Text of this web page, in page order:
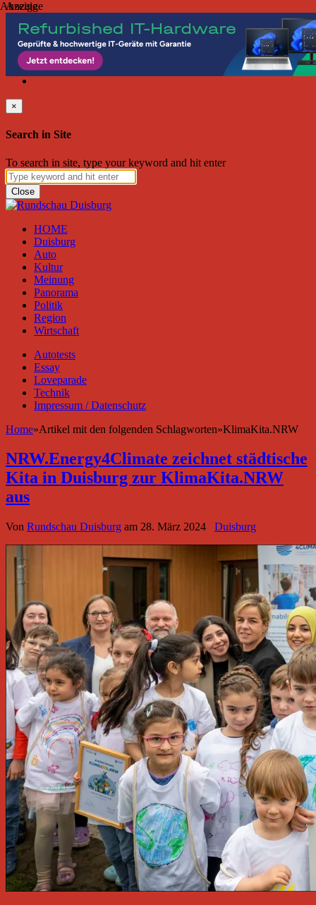
Freitag, August 07, 2026
Friend on Facebook
Subscribe to RSS
Search
×
Search in Site
To search in site, type your keyword and hit enter
Close
HOME
Duisburg
Auto
Kultur
Meinung
Panorama
Politik
Region
Wirtschaft
Autotests
Essay
Loveparade
Technik
Impressum / Datenschutz
Home»Artikel mit den folgenden Schlagworten»KlimaKita.NRW
NRW.Energy4Climate zeichnet städtische
Kita in Duisburg zur KlimaKita.NRW
aus
Von Rundschau Duisburg am 28. März 2024 Duisburg
Anzeige
Anzeige